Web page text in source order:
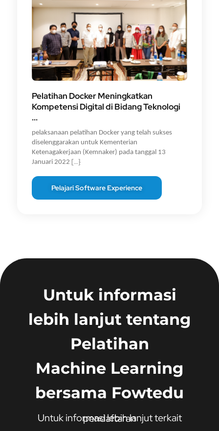
Pelatihan Docker Meningkatkan
Kompetensi Digital di Bidang Teknologi
...
pelaksanaan pelatihan Docker yang telah sukses
diselenggarakan untuk Kementerian
Ketenagakerjaan (Kemnaker) pada tanggal 13
Januari 2022 […}
Pelajari Software Experience
Untuk informasi
lebih lanjut tentang
Pelatihan
Machine Learning
bersama Fowtedu
Untuk informasi lebih lanjut terkait pendaftaran